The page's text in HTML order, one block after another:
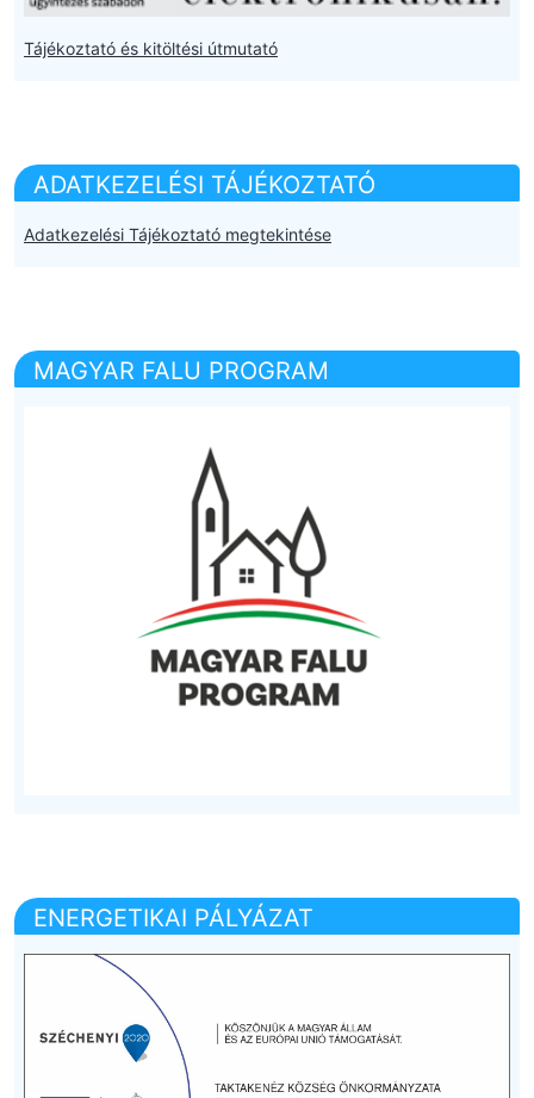
Tájékoztató és kitöltési útmutató
ADATKEZELÉSI TÁJÉKOZTATÓ
Adatkezelési Tájékoztató megtekintése
MAGYAR FALU PROGRAM
ENERGETIKAI PÁLYÁZAT